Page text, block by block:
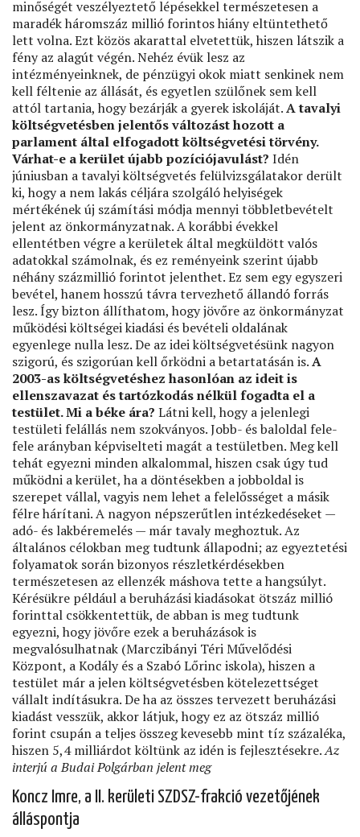
minőségét veszélyeztető lépésekkel természetesen a
maradék háromszáz millió forintos hiány eltüntethető
lett volna. Ezt közös akarattal elvetettük, hiszen látszik a
fény az alagút végén. Nehéz évük lesz az
intézményeinknek, de pénzügyi okok miatt senkinek nem
kell féltenie az állását, és egyetlen szülőnek sem kell
attól tartania, hogy bezárják a gyerek iskoláját.A tavalyi
költségvetésben jelentős változást hozott a
parlament által elfogadott költségvetési törvény.
Várhat-e a kerület újabb pozíciójavulást? Idén
júniusban a tavalyi költségvetés felülvizsgálatakor derült
ki, hogy a nem lakás céljára szolgáló helyiségek
mértékének új számítási módja mennyi többletbevételt
jelent az önkormányzatnak. A korábbi évekkel
ellentétben végre a kerületek által megküldött valós
adatokkal számolnak, és ez reményeink szerint újabb
néhány százmillió forintot jelenthet. Ez sem egy egyszeri
bevétel, hanem hosszú távra tervezhető állandó forrás
lesz. Így bizton állíthatom, hogy jövőre az önkormányzat
működési költségei kiadási és bevételi oldalának
egyenlege nulla lesz. De az idei költségvetésünk nagyon
szigorú, és szigorúan kell őrködni a betartatásán is.A
2003-as költségvetéshez hasonlóan az ideit is
ellenszavazat és tartózkodás nélkül fogadta el a
testület. Mi a béke ára? Látni kell, hogy a jelenlegi
testületi felállás nem szokványos. Jobb- és baloldal fele-
fele arányban képviselteti magát a testületben. Meg kell
tehát egyezni minden alkalommal, hiszen csak úgy tud
működni a kerület, ha a döntésekben a jobboldal is
szerepet vállal, vagyis nem lehet a felelősséget a másik
félre hárítani. A nagyon népszerűtlen intézkedéseket —
adó- és lakbéremelés — már tavaly meghoztuk. Az
általános célokban meg tudtunk állapodni; az egyeztetési
folyamatok során bizonyos részletkérdésekben
természetesen az ellenzék máshova tette a hangsúlyt.
Kérésükre például a beruházási kiadásokat ötszáz millió
forinttal csökkentettük, de abban is meg tudtunk
egyezni, hogy jövőre ezek a beruházások is
megvalósulhatnak (Marczibányi Téri Művelődési
Központ, a Kodály és a Szabó Lőrinc iskola), hiszen a
testület már a jelen költségvetésben kötelezettséget
vállalt indításukra. De ha az összes tervezett beruházási
kiadást vesszük, akkor látjuk, hogy ez az ötszáz millió
forint csupán a teljes összeg kevesebb mint tíz százaléka,
hiszen 5,4 milliárdot költünk az idén is fejlesztésekre.Az
interjú a Budai Polgárban jelent meg
Koncz Imre, a II. kerületi SZDSZ-frakció vezetőjének
álláspontja